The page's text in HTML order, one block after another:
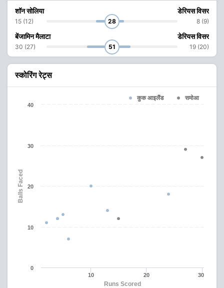
शॉन सोलिया
15 (12) 28
डेरियस विसर
8 (9)
बेंजामिन मैलाटा
30 (27) 51
डेरियस विसर
19 (20)
स्कोरिंग रेट्स
Runs Scored
Balls Faced
कुक आइलैंड समोआ
10 20 30
0
10
20
30
40